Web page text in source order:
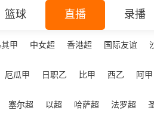
篮球 直播 录播
甲 中女超 香港超 国际友谊
厄瓜甲 日职乙 比甲 西乙 阿甲
塞尔超 以超 哈萨超 法罗超